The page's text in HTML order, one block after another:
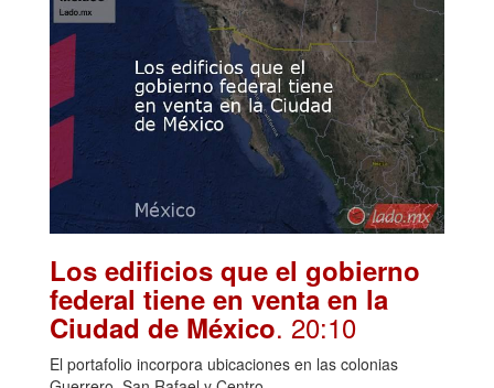
Los edificios que el gobierno
federal tiene en venta en la
Ciudad de México. 20:10
El portafolio incorpora ubicaciones en las colonias